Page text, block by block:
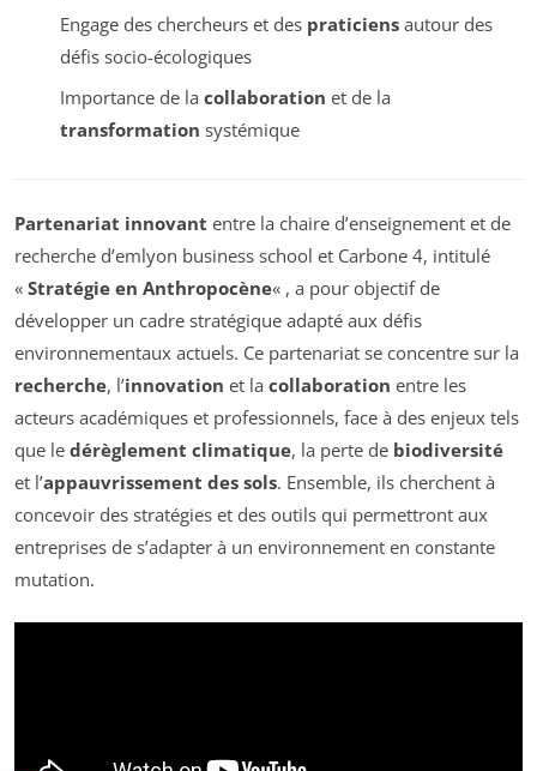
Engage des chercheurs et des praticiensautour des
défis socio-écologiques
Importance de la collaboration et de la
transformation systémique
Partenariat innovant entre la chaire d’enseignement et de
recherche d’emlyon business school et Carbone 4, intitulé
« Stratégie en Anthropocène« , a pour objectif de
développer un cadre stratégique adapté aux défis
environnementaux actuels. Ce partenariat se concentre sur la
recherche, l’innovation et la collaboration entre les
acteurs académiques et professionnels, face à des enjeux tels
que le dérèglement climatique, la perte de biodiversité
et l’appauvrissement des sols. Ensemble, ils cherchent à
concevoir des stratégies et des outils qui permettront aux
entreprises de s’adapter à un environnement en constante
mutation.